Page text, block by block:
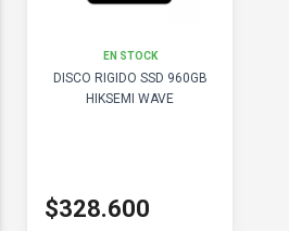
EN STOCK
DISCO RIGIDO SSD 960GB
HIKSEMI WAVE
$328.600